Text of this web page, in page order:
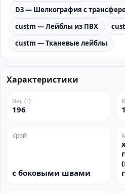
D3 — Шелкография с
custm — Лейблы из ПВХ
custm — Тканевые лейблы
Характеристики
Вес (г)
196
Крой
с боковыми швами